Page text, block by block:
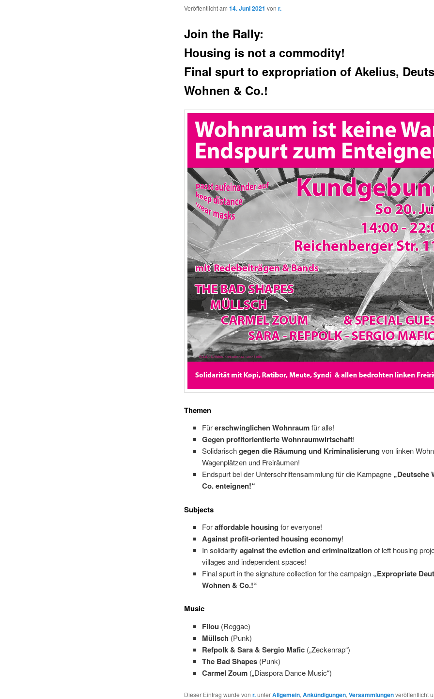
Veröffentlicht am 14. Juni 2021 von r.
Join the Rally:
Housing is not a commodity!
Final spurt to expropriation of Akelius,
Wohnen & Co.!
Themen
Fürerschwinglichen Wohnraumfür alle!
Gegen profitorientierte Wohnraumwirtschaft!
Solidarischgegen die Räumung und Kriminalisierung von linken
Wagenplätzen und Freiräumen!
Endspurt bei der Unterschriftensammlung für die Kampagne „Deutsche
Co. enteignen!“
Subjects
Foraffordable housing for everyone!
Against profit-oriented housing economy!
In solidarityagainst the eviction and criminalizationof left housing
villages and independent spaces!
Final spurt in the signature collection for the campaign „Expropriate
Wohnen & Co.!“
Music
Filou (Reggae)
Müllsch (Punk)
Refpolk & Sara & Sergio Mafic („Zeckenrap“)
The Bad Shapes (Punk)
Carmel Zoum („Diaspora Dance Music“)
Dieser Eintrag wurde von r.unterAllgemein, Ankündigungen, Versammlungenveröffentlicht